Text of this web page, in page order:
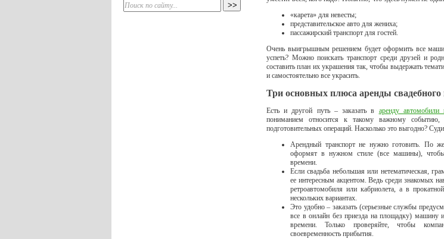
«карета» для невесты;
представительское авто для жениха;
пассажирский транспорт для гостей.
Очень выигрышным решением будет оформить все
успеть? Можно поискать транспорт среди друзей и
составить план их украшения так, чтобы выдержать
и самостоятельно все украсить.
Три основных плюса аренды свадебного
Есть и другой путь – заказать в аренду
пониманием относится к такому важному
подготовительных операций. Насколько это выгодно?
Арендный транспорт не нужно готовить. По
оформят в нужном стиле (все машины), чтобы
времени.
Если свадьба небольшая или нетематическая,
ее интересным акцентом. Ведь среди знакомых
ретроавтомобиля или кабриолета, а в
нескольких вариантах.
Это удобно – заказать (серьезные службы
все в онлайн без приезда на площадку) машину
времени. Только проверяйте, чтобы
своевременность прибытия.